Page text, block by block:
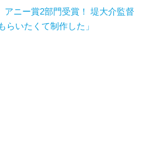
アニー賞2部門受賞！ 堤大介監督
らいたくて制作した」